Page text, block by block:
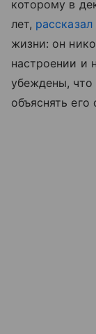
которому в
лет, рассказал
жизни: он
настроении и
убеждены,
объяснять